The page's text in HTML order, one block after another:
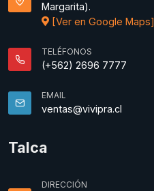
Margarita).
[Ver en Google Maps]
TELÉFONOS
(+562) 2696 7777
EMAIL
ventas@vivipra.cl
Talca
DIRECCIÓN